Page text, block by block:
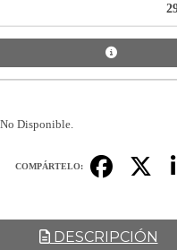
Disponible.
COMPÁRTELO:
DESCRIPCIÓN